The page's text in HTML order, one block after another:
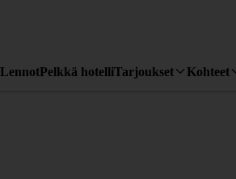
LennotPelkkä hotelliTarjoukset Kohteet